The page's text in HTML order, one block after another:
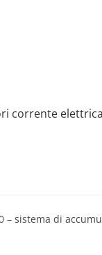
corrente
Sample Page
– sistema di